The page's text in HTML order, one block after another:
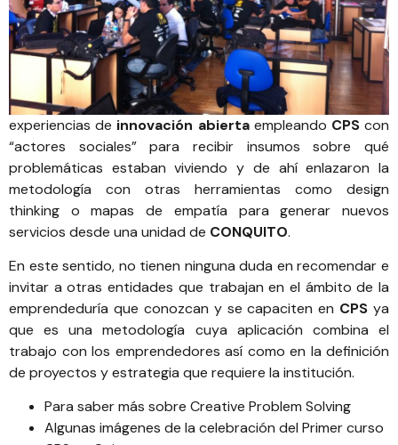
experiencias de innovación abierta empleando CPScon
“actores sociales” para recibir insumos sobre qué
problemáticas estaban viviendo y de ahí enlazaron la
metodología con otras herramientas como design
thinking o mapas de empatía para generar nuevos
servicios desde una unidad de CONQUITO.
En este sentido, no tienen ninguna duda en recomendar e
invitar a otras entidades que trabajan en el ámbito de la
emprendeduría que conozcan y se capaciten en CPS ya
que es una metodología cuya aplicación combina el
trabajo con los emprendedores así como en la definición
de proyectos y estrategia que requiere la institución.
Para saber más sobre Creative Problem Solving
Algunas imágenes de la celebración del Primer curso